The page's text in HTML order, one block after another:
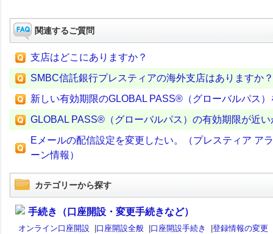
関連するご質問
支店はどこにありますか？
SMBC信託銀行プレスティアの海外支店はありますか？
新しい有効期限のGLOBAL PASS®（グローバルパス
GLOBAL PASS®（グローバルパス）の有効期限が近
Eメールの配信設定を変更したい。（プレスティア ア
ーン情報）
カテゴリーから探す
手続き（口座開設・変更手続きなど）
オンライン口座開設 |口座開設全般 |口座開設手続き |登録情報の変更